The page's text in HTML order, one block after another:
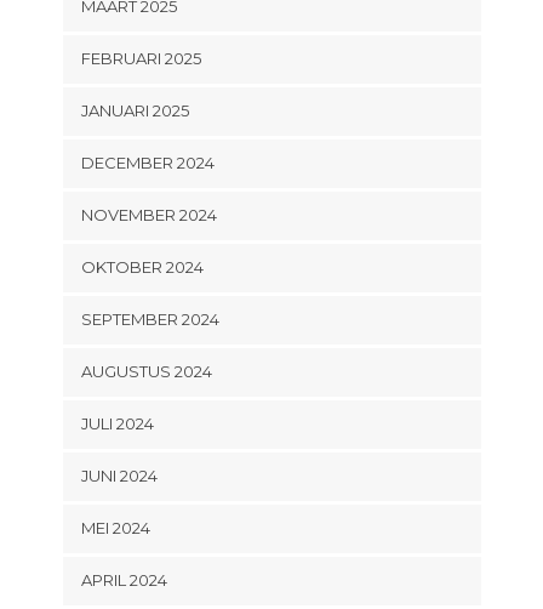
MAART 2025
FEBRUARI 2025
JANUARI 2025
DECEMBER 2024
NOVEMBER 2024
OKTOBER 2024
SEPTEMBER 2024
AUGUSTUS 2024
JULI 2024
JUNI 2024
MEI 2024
APRIL 2024